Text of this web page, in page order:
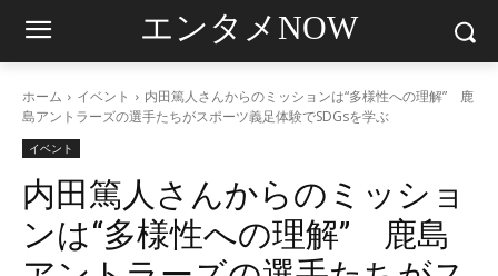
エンタメNOW
ホーム イベント
内田篤人さんからのミッションは“多様性への理解” 鹿
島アントラーズの選手たちがスポーツ義足体験でSDGsを学ぶ
イベント
内田篤人さんからのミッショ
ンは“多様性への理解” 鹿島